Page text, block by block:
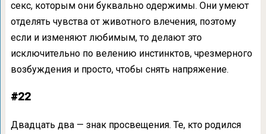
секс, которым они буквально одержимы. Они умеют
отделять чувства от животного влечения, поэтому
если и изменяют любимым, то делают это
исключительно по велению инстинктов, чрезмерного
возбуждения и просто, чтобы снять напряжение.
#22
Двадцать два — знак просвещения. Те, кто родился